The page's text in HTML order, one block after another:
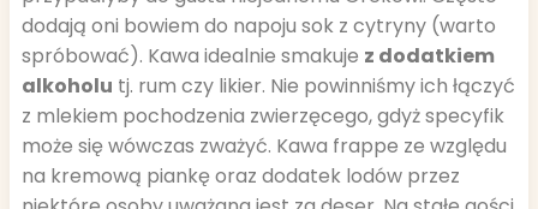
dodają oni bowiem do napoju sok z cytryny (warto
spróbować). Kawa idealnie smakuje z dodatkiem
alkoholu tj. rum czy likier. Nie powinniśmy ich łączyć
z mlekiem pochodzenia zwierzęcego, gdyż specyfik
może się wówczas zważyć. Kawa frappe ze względu
na kremową piankę oraz dodatek lodów przez